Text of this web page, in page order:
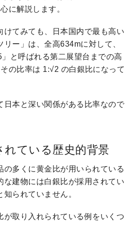
に解説します。
けてみても、日本国内で最も高い
ー」は、全高634mに対して、
と呼ばれる第二展望台までの高
の比率は 1:√2 の白銀比になって
日本と深い関係がある比率なので
れている歴史的背景
の多くに黄金比が用いられている
な建物には白銀比が採用されてい
られていません。
が取り入れられている例をいくつ